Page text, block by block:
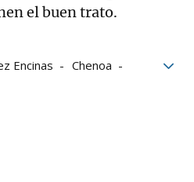
el buen trato.
Encinas
Chenoa